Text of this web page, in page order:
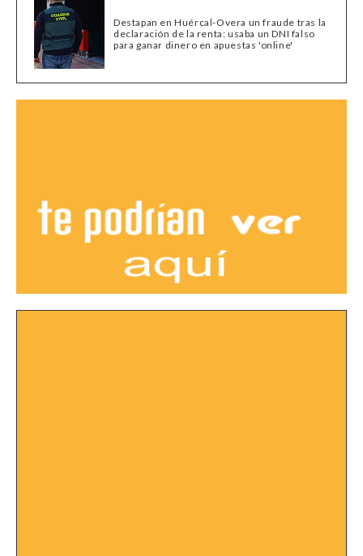
Destapan en Huércal-Overa un fraude tras la
declaración de la renta: usaba un DNI falso
para ganar dinero en apuestas 'online'